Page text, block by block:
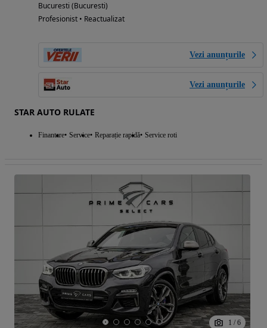
Bucuresti (Bucuresti)
Profesionist • Reactualizat
Vezi anunțurile
Vezi anunțurile
STAR AUTO RULATE
Finantare Service Reparație rapidă Service roti
1 / 6